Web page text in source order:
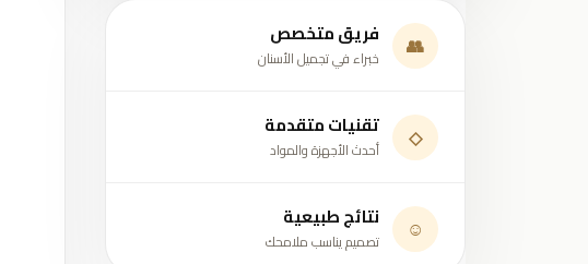
👥 فريق متخصص
خبراء في تجميل الأسنان
◇ تقنيات متقدمة
أحدث الأجهزة والمواد
☺ نتائج طبيعية
تصميم يناسب ملامحك